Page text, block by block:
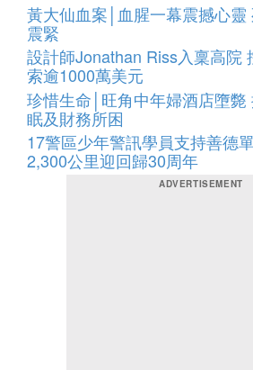
黃大仙血案│血腥一幕震撼心靈
震緊
設計師Jonathan Riss入稟高院
索逾1000萬美元
珍惜生命│旺角中年婦酒店墮斃
眠及財務所困
17警區少年警訊學員支持善德
2,300公里迎回歸30周年